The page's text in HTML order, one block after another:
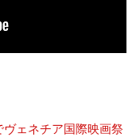
ェネチア国際映画祭